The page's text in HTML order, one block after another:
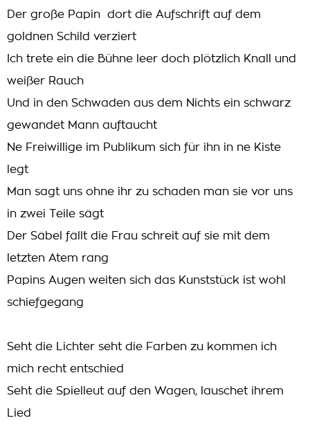
Der große Papin  dort die Aufschrift auf dem
goldnen Schild verziert
Ich trete ein die Bühne leer doch plötzlich Knall und
weißer Rauch
Und in den Schwaden aus dem Nichts ein schwarz
gewandet Mann auftaucht
Ne Freiwillige im Publikum sich für ihn in ne Kiste
legt
Man sagt uns ohne ihr zu schaden man sie vor uns
in zwei Teile sägt
Der Säbel fällt die Frau schreit auf sie mit dem
letzten Atem rang
Papins Augen weiten sich das Kunststück ist wohl
schiefgegang
Seht die Lichter seht die Farben zu kommen ich
mich recht entschied
Seht die Spielleut auf den Wagen, lauschet ihrem
Lied